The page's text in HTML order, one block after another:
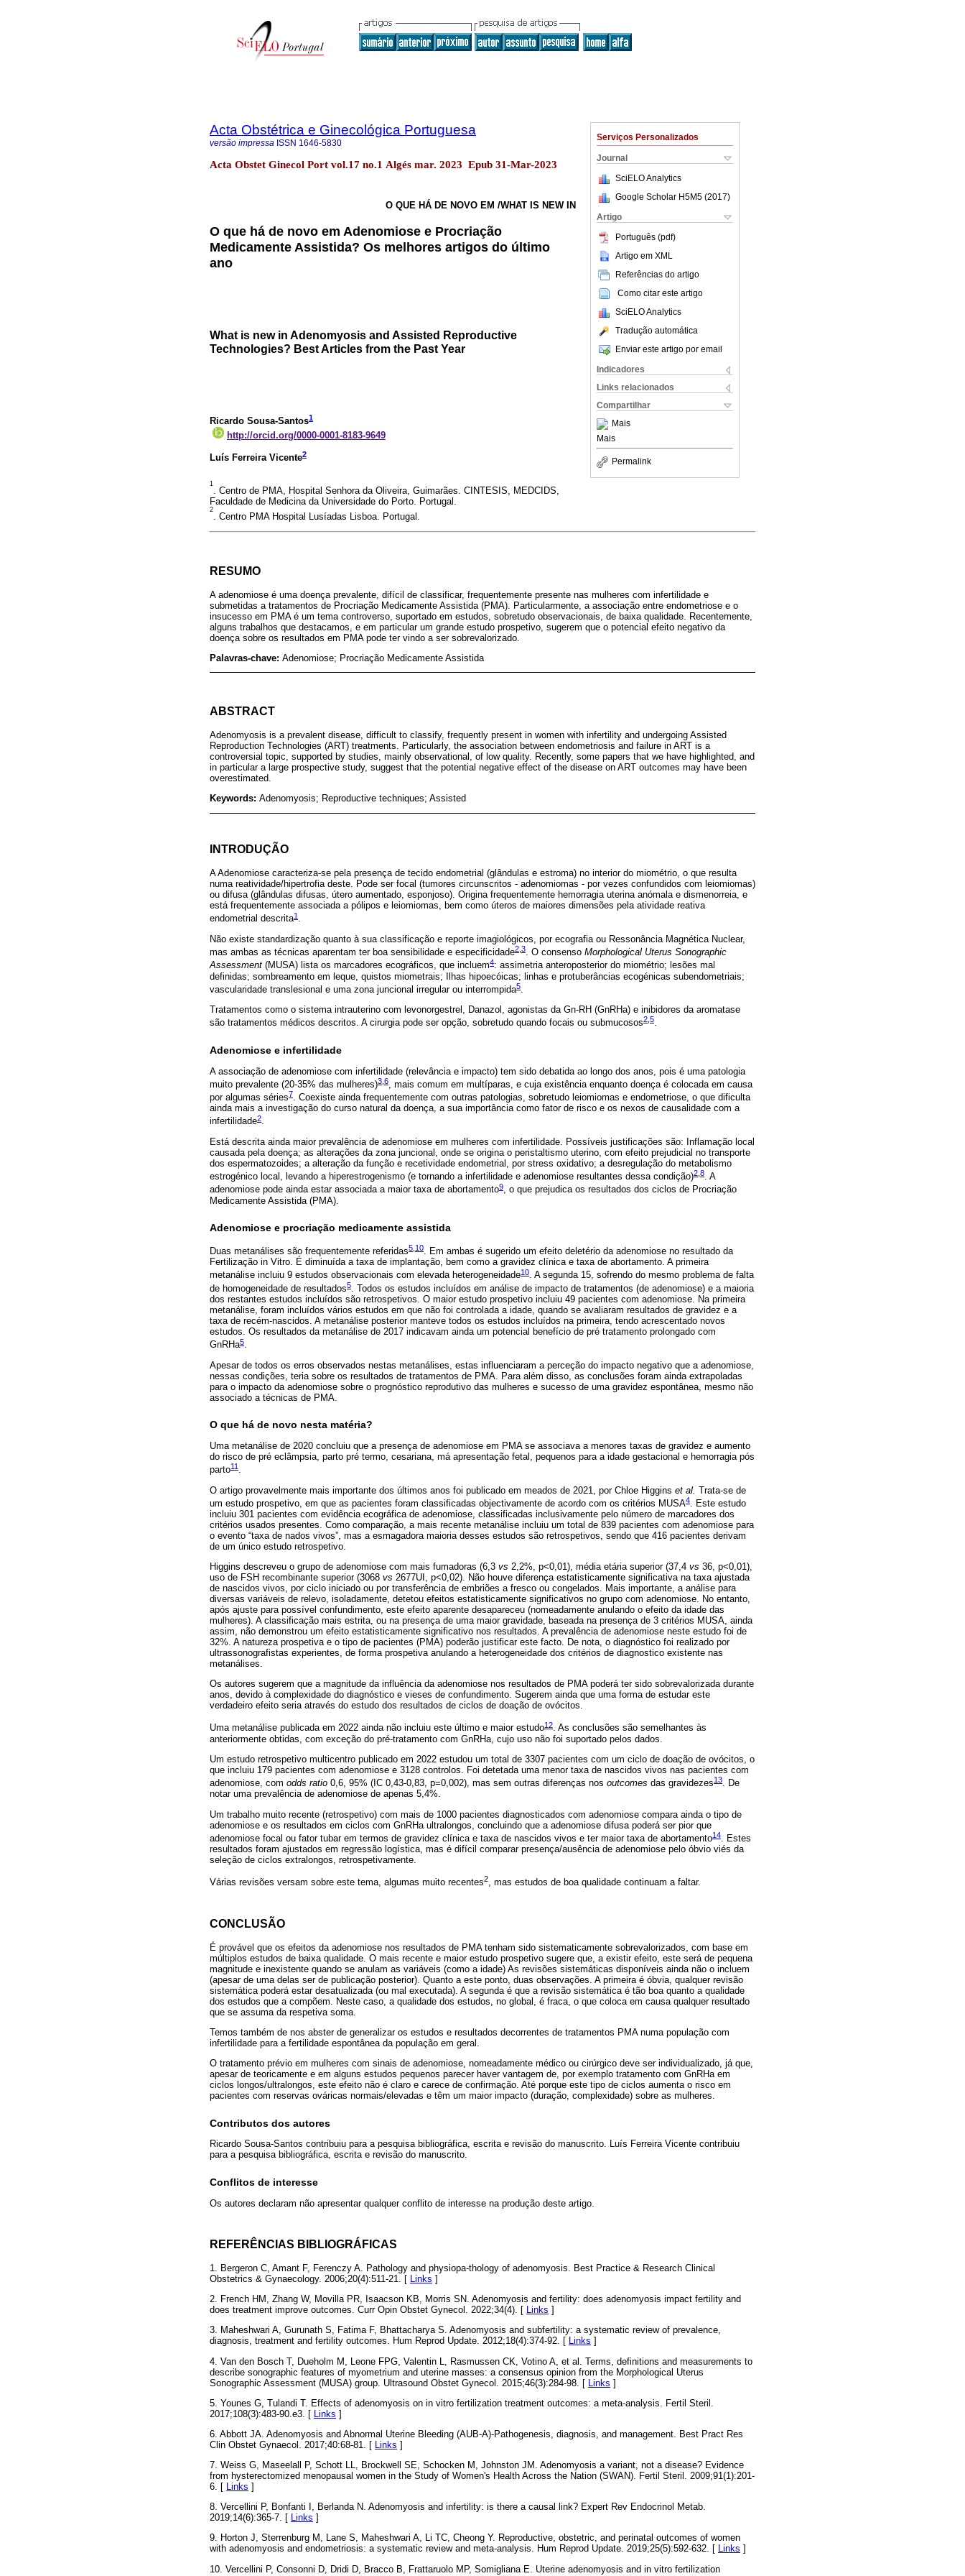
Serviços Personalizados
Journal
SciELO Analytics
Google Scholar H5M5 (2017)
Artigo
Português (pdf)
Artigo em XML
Referências do artigo
Como citar este artigo
SciELO Analytics
Tradução automática
Enviar este artigo por email
Indicadores
Links relacionados
Compartilhar
Mais
Mais
Permalink
Acta Obstétrica e Ginecológica Portuguesa
versão impressa ISSN 1646-5830
Acta Obstet Ginecol Port vol.17 no.1 Algés mar. 2023 Epub 31-Mar-2023
O QUE HÁ DE NOVO EM /WHAT IS NEW IN
O que há de novo em Adenomiose e Procriação
Medicamente Assistida? Os melhores artigos do último
ano
What is new in Adenomyosis and Assisted Reproductive
Technologies? Best Articles from the Past Year
Ricardo Sousa-Santos1
http://orcid.org/0000-0001-8183-9649
Luís Ferreira Vicente2
1
. Centro de PMA, Hospital Senhora da Oliveira, Guimarães. CINTESIS, MEDCIDS,
Faculdade de Medicina da Universidade do Porto. Portugal.
2
. Centro PMA Hospital Lusíadas Lisboa. Portugal.
RESUMO
A adenomiose é uma doença prevalente, difícil de classificar, frequentemente presente nas mulheres com infertilidade e
submetidas a tratamentos de Procriação Medicamente Assistida (PMA). Particularmente, a associação entre endometriose e o
insucesso em PMA é um tema controverso, suportado em estudos, sobretudo observacionais, de baixa qualidade. Recentemente,
alguns trabalhos que destacamos, e em particular um grande estudo prospetivo, sugerem que o potencial efeito negativo da
doença sobre os resultados em PMA pode ter vindo a ser sobrevalorizado.
Palavras-chave: Adenomiose; Procriação Medicamente Assistida
ABSTRACT
Adenomyosis is a prevalent disease, difficult to classify, frequently present in women with infertility and undergoing Assisted
Reproduction Technologies (ART) treatments. Particularly, the association between endometriosis and failure in ART is a
controversial topic, supported by studies, mainly observational, of low quality. Recently, some papers that we have highlighted, and
in particular a large prospective study, suggest that the potential negative effect of the disease on ART outcomes may have been
overestimated.
Keywords: Adenomyosis; Reproductive techniques; Assisted
INTRODUÇÃO
A Adenomiose caracteriza-se pela presença de tecido endometrial (glândulas e estroma) no interior do miométrio, o que resulta
numa reatividade/hipertrofia deste. Pode ser focal (tumores circunscritos - adenomiomas - por vezes confundidos com leiomiomas)
ou difusa (glândulas difusas, útero aumentado, esponjoso). Origina frequentemente hemorragia uterina anómala e dismenorreia, e
está frequentemente associada a pólipos e leiomiomas, bem como úteros de maiores dimensões pela atividade reativa
endometrial descrita1 .
Não existe standardização quanto à sua classificação e reporte imagiológicos, por ecografia ou Ressonância Magnética Nuclear,
mas ambas as técnicas aparentam ter boa sensibilidade e especificidade2 3. O consenso Morphological Uterus Sonographic
Assessment (MUSA) lista os marcadores ecográficos, que incluem4: assimetria anteroposterior do miométrio; lesões mal
definidas; sombreamento em leque, quistos miometrais; Ilhas hipoecóicas; linhas e protuberâncias ecogénicas subendometriais;
vascularidade translesional e uma zona juncional irregular ou interrompida5
Tratamentos como o sistema intrauterino com levonorgestrel, Danazol, agonistas da Gn-RH (GnRHa) e inibidores da aromatase
são tratamentos médicos descritos. A cirurgia pode ser opção, sobretudo quando focais ou submucosos2 5.
Adenomiose e infertilidade
A associação de adenomiose com infertilidade (relevância e impacto) tem sido debatida ao longo dos anos, pois é uma patologia
muito prevalente (20-35% das mulheres)3 6, mais comum em multíparas, e cuja existência enquanto doença é colocada em causa
por algumas séries7. Coexiste ainda frequentemente com outras patologias, sobretudo leiomiomas e endometriose, o que dificulta
ainda mais a investigação do curso natural da doença, a sua importância como fator de risco e os nexos de causalidade com a
infertilidade2.
Está descrita ainda maior prevalência de adenomiose em mulheres com infertilidade. Possíveis justificações são: Inflamação local
causada pela doença; as alterações da zona juncional, onde se origina o peristaltismo uterino, com efeito prejudicial no transporte
dos espermatozoides; a alteração da função e recetividade endometrial, por stress oxidativo; a desregulação do metabolismo
estrogénico local, levando a hiperestrogenismo (e tornando a infertilidade e adenomiose resultantes dessa condição)2 8. A
adenomiose pode ainda estar associada a maior taxa de abortamento9, o que prejudica os resultados dos ciclos de Procriação
Medicamente Assistida (PMA).
Adenomiose e procriação medicamente assistida
Duas metanálises são frequentemente referidas5 10. Em ambas é sugerido um efeito deletério da adenomiose no resultado da
Fertilização in Vitro. É diminuída a taxa de implantação, bem como a gravidez clínica e taxa de abortamento. A primeira
metanálise incluiu 9 estudos observacionais com elevada heterogeneidade10. A segunda 15, sofrendo do mesmo problema de falta
de homogeneidade de resultados5. Todos os estudos incluídos em análise de impacto de tratamentos (de adenomiose) e a maioria
dos restantes estudos incluídos são retrospetivos. O maior estudo prospetivo incluiu 49 pacientes com adenomiose. Na primeira
metanálise, foram incluídos vários estudos em que não foi controlada a idade, quando se avaliaram resultados de gravidez e a
taxa de recém-nascidos. A metanálise posterior manteve todos os estudos incluídos na primeira, tendo acrescentado novos
estudos. Os resultados da metanálise de 2017 indicavam ainda um potencial benefício de pré tratamento prolongado com
GnRHa5.
Apesar de todos os erros observados nestas metanálises, estas influenciaram a perceção do impacto negativo que a adenomiose,
nessas condições, teria sobre os resultados de tratamentos de PMA. Para além disso, as conclusões foram ainda extrapoladas
para o impacto da adenomiose sobre o prognóstico reprodutivo das mulheres e sucesso de uma gravidez espontânea, mesmo não
associado a técnicas de PMA.
O que há de novo nesta matéria?
Uma metanálise de 2020 concluiu que a presença de adenomiose em PMA se associava a menores taxas de gravidez e aumento
do risco de pré eclâmpsia, parto pré termo, cesariana, má apresentação fetal, pequenos para a idade gestacional e hemorragia pós
parto11 .
O artigo provavelmente mais importante dos últimos anos foi publicado em meados de 2021, por Chloe Higgins et al. Trata-se de
um estudo prospetivo, em que as pacientes foram classificadas objectivamente de acordo com os critérios MUSA4
. Este estudo
incluiu 301 pacientes com evidência ecográfica de adenomiose, classificadas inclusivamente pelo número de marcadores dos
critérios usados presentes. Como comparação, a mais recente metanálise incluiu um total de 839 pacientes com adenomiose para
o evento “taxa de nados vivos”, mas a esmagadora maioria desses estudos são retrospetivos, sendo que 416 pacientes derivam
de um único estudo retrospetivo.
Higgins descreveu o grupo de adenomiose com mais fumadoras (6,3 vs 2,2%, p<0,01), média etária superior (37,4 vs 36, p<0,01),
uso de FSH recombinante superior (3068 vs 2677UI, p<0,02). Não houve diferença estatisticamente significativa na taxa ajustada
de nascidos vivos, por ciclo iniciado ou por transferência de embriões a fresco ou congelados. Mais importante, a análise para
diversas variáveis de relevo, isoladamente, detetou efeitos estatisticamente significativos no grupo com adenomiose. No entanto,
após ajuste para possível confundimento, este efeito aparente desapareceu (nomeadamente anulando o efeito da idade das
mulheres). A classificação mais estrita, ou na presença de uma maior gravidade, baseada na presença de 3 critérios MUSA, ainda
assim, não demonstrou um efeito estatisticamente significativo nos resultados. A prevalência de adenomiose neste estudo foi de
32%. A natureza prospetiva e o tipo de pacientes (PMA) poderão justificar este facto. De nota, o diagnóstico foi realizado por
ultrassonografistas experientes, de forma prospetiva anulando a heterogeneidade dos critérios de diagnostico existente nas
metanálises.
Os autores sugerem que a magnitude da influência da adenomiose nos resultados de PMA poderá ter sido sobrevalorizada durante
anos, devido à complexidade do diagnóstico e vieses de confundimento. Sugerem ainda que uma forma de estudar este
verdadeiro efeito seria através do estudo dos resultados de ciclos de doação de ovócitos.
Uma metanálise publicada em 2022 ainda não incluiu este último e maior estudo12. As conclusões são semelhantes às
anteriormente obtidas, com exceção do pré-tratamento com GnRHa, cujo uso não foi suportado pelos dados.
Um estudo retrospetivo multicentro publicado em 2022 estudou um total de 3307 pacientes com um ciclo de doação de ovócitos, o
que incluiu 179 pacientes com adenomiose e 3128 controlos. Foi detetada uma menor taxa de nascidos vivos nas pacientes com
adenomiose, com odds ratio 0,6, 95% (IC 0,43-0,83, p=0,002), mas sem outras diferenças nos outcomes das gravidezes13. De
notar uma prevalência de adenomiose de apenas 5,4%.
Um trabalho muito recente (retrospetivo) com mais de 1000 pacientes diagnosticados com adenomiose compara ainda o tipo de
adenomiose e os resultados em ciclos com GnRHa ultralongos, concluindo que a adenomiose difusa poderá ser pior que
adenomiose focal ou fator tubar em termos de gravidez clínica e taxa de nascidos vivos e ter maior taxa de abortamento14. Estes
resultados foram ajustados em regressão logística, mas é difícil comparar presença/ausência de adenomiose pelo óbvio viés da
seleção de ciclos extralongos, retrospetivamente.
Várias revisões versam sobre este tema, algumas muito recentes2, mas estudos de boa qualidade continuam a faltar.
CONCLUSÃO
É provável que os efeitos da adenomiose nos resultados de PMA tenham sido sistematicamente sobrevalorizados, com base em
múltiplos estudos de baixa qualidade. O mais recente e maior estudo prospetivo sugere que, a existir efeito, este será de pequena
magnitude e inexistente quando se anulam as variáveis (como a idade) As revisões sistemáticas disponíveis ainda não o incluem
(apesar de uma delas ser de publicação posterior). Quanto a este ponto, duas observações. A primeira é óbvia, qualquer revisão
sistemática poderá estar desatualizada (ou mal executada). A segunda é que a revisão sistemática é tão boa quanto a qualidade
dos estudos que a compõem. Neste caso, a qualidade dos estudos, no global, é fraca, o que coloca em causa qualquer resultado
que se assuma da respetiva soma.
Temos também de nos abster de generalizar os estudos e resultados decorrentes de tratamentos PMA numa população com
infertilidade para a fertilidade espontânea da população em geral.
O tratamento prévio em mulheres com sinais de adenomiose, nomeadamente médico ou cirúrgico deve ser individualizado, já que,
apesar de teoricamente e em alguns estudos pequenos parecer haver vantagem de, por exemplo tratamento com GnRHa em
ciclos longos/ultralongos, este efeito não é claro e carece de confirmação. Até porque este tipo de ciclos aumenta o risco em
pacientes com reservas ováricas normais/elevadas e têm um maior impacto (duração, complexidade) sobre as mulheres.
Contributos dos autores
Ricardo Sousa-Santos contribuiu para a pesquisa bibliográfica, escrita e revisão do manuscrito. Luís Ferreira Vicente contribuiu
para a pesquisa bibliográfica, escrita e revisão do manuscrito.
Conflitos de interesse
Os autores declaram não apresentar qualquer conflito de interesse na produção deste artigo.
REFERÊNCIAS BIBLIOGRÁFICAS
1. Bergeron C, Amant F, Ferenczy A. Pathology and physiopa-thology of adenomyosis. Best Practice & Research Clinical
Obstetrics & Gynaecology. 2006;20(4):511-21. [
Links ]
2. French HM, Zhang W, Movilla PR, Isaacson KB, Morris SN. Adenomyosis and fertility: does adenomyosis impact fertility and
does treatment improve outcomes. Curr Opin Obstet Gynecol. 2022;34(4). [ Links ]
3. Maheshwari A, Gurunath S, Fatima F, Bhattacharya S. Adenomyosis and subfertility: a systematic review of prevalence,
diagnosis, treatment and fertility outcomes. Hum Reprod Update. 2012;18(4):374-92. [ Links ]
4. Van den Bosch T, Dueholm M, Leone FPG, Valentin L, Rasmussen CK, Votino A, et al. Terms, definitions and measurements to
describe sonographic features of myometrium and uterine masses: a consensus opinion from the Morphological Uterus
Sonographic Assessment (MUSA) group. Ultrasound Obstet Gynecol. 2015;46(3):284-98. [ Links ]
5. Younes G, Tulandi T. Effects of adenomyosis on in vitro fertilization treatment outcomes: a meta-analysis. Fertil Steril.
2017;108(3):483-90.e3. [ Links ]
6. Abbott JA. Adenomyosis and Abnormal Uterine Bleeding (AUB-A)-Pathogenesis, diagnosis, and management. Best Pract Res
Clin Obstet Gynaecol. 2017;40:68-81. [
Links ]
7. Weiss G, Maseelall P, Schott LL, Brockwell SE, Schocken M, Johnston JM. Adenomyosis a variant, not a disease? Evidence
from hysterectomized menopausal women in the Study of Women's Health Across the Nation (SWAN). Fertil Steril. 2009;91(1):201-
6. [ Links ]
8. Vercellini P, Bonfanti I, Berlanda N. Adenomyosis and infertility: is there a causal link? Expert Rev Endocrinol Metab.
2019;14(6):365-7. [ Links ]
9. Horton J, Sterrenburg M, Lane S, Maheshwari A, Li TC, Cheong Y. Reproductive, obstetric, and perinatal outcomes of women
with adenomyosis and endometriosis: a systematic review and meta-analysis. Hum Reprod Update. 2019;25(5):592-632. [ Links ]
10. Vercellini P, Consonni D, Dridi D, Bracco B, Frattaruolo MP, Somigliana E. Uterine adenomyosis and in vitro fertilization